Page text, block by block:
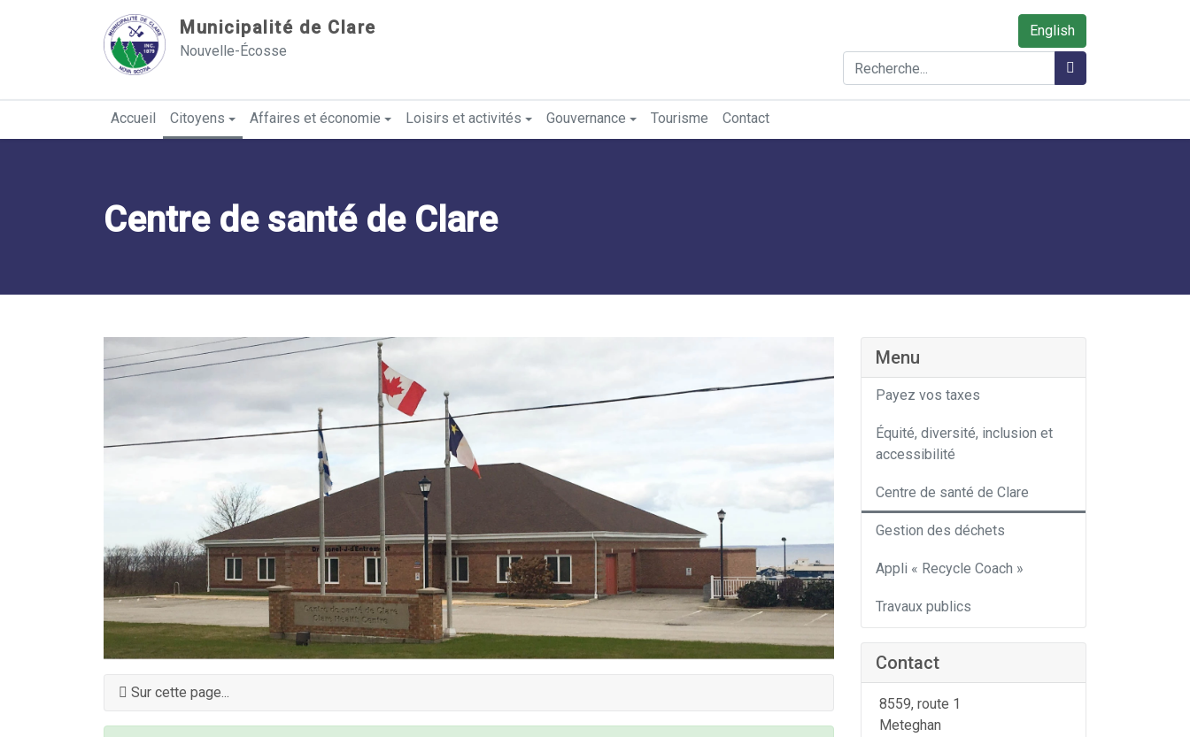
Municipalité de Clare
Nouvelle-Écosse
English
Rechercher
Accueil Citoyens Affaires et économie Loisirs et activités Gouvernance Tourisme Contact
Centre de santé de Clare
Sur cette page...
Menu
Payez vos taxes
Équité, diversité, inclusion et
accessibilité
Centre de santé de Clare
Gestion des déchets
Appli « Recycle Coach »
Travaux publics
Contact
8559, route 1
Meteghan